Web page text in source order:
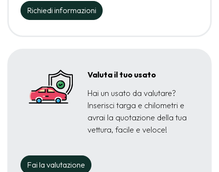
Richiedi informazioni
Valuta il tuo usato
Hai un usato da valutare?
Inserisci targa e chilometri e
avrai la quotazione della tua
vettura, facile e veloce!
Fai la valutazione